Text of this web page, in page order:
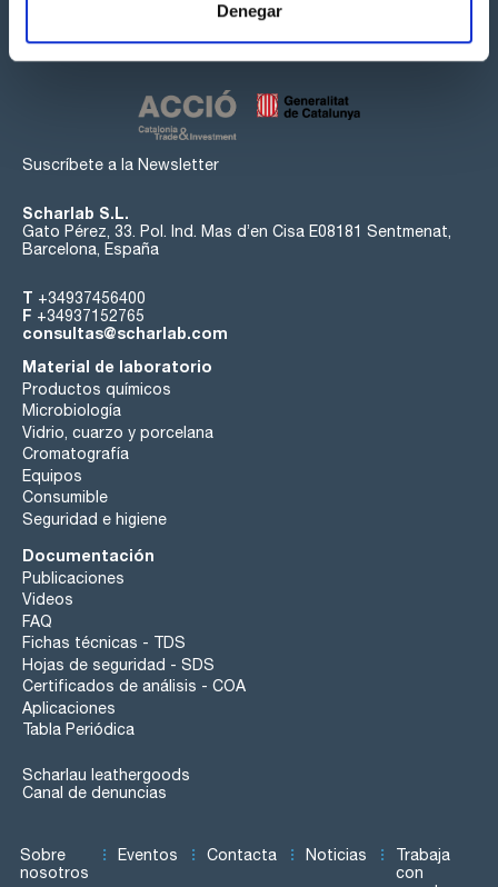
Denegar
Suscríbete a la Newsletter
Scharlab S.L.
Gato Pérez, 33. Pol. Ind. Mas d’en Cisa E08181 Sentmenat,
Barcelona, España
T +34937456400
F +34937152765
consultas@scharlab.com
Material de laboratorio
Productos químicos
Microbiología
Vidrio, cuarzo y porcelana
Cromatografía
Equipos
Consumible
Seguridad e higiene
Documentación
Publicaciones
Videos
FAQ
Fichas técnicas - TDS
Hojas de seguridad - SDS
Certificados de análisis - COA
Aplicaciones
Tabla Periódica
Scharlau leathergoods
Canal de denuncias
Sobre
nosotros
Eventos Contacta Noticias
Trabaja
con